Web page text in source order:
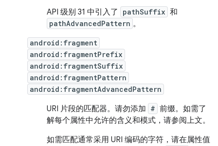
API 级别 31 中引入了
pathSuffix 和
pathAdvancedPattern 。
android:fragment
android:fragmentPrefix
android:fragmentSuffix
android:fragmentPattern
android:fragmentAdvancedPattern
URI 片段的匹配器。请勿添加 # 前缀。如需了
解每个属性中允许的含义和模式，请参阅上文。
如需匹配通常采用 URI 编码的字符，请在属性值